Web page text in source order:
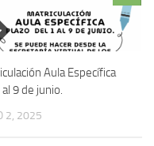
Aula Específica
9 de junio.
2, 2025